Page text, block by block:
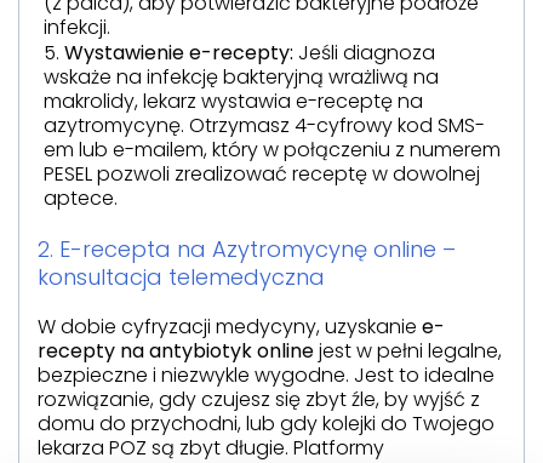
infekcji.
Wystawienie e-recepty: Jeśli diagnoza
wskaże na infekcję bakteryjną wrażliwą na
makrolidy, lekarz wystawia e-receptę na
azytromycynę. Otrzymasz 4-cyfrowy kod SMS-
em lub e-mailem, który w połączeniu z numerem
PESEL pozwoli zrealizować receptę w dowolnej
aptece.
2. E-recepta na Azytromycynę online –
konsultacja telemedyczna
W dobie cyfryzacji medycyny, uzyskanie e-
recepty na antybiotyk onlinejest w pełni legalne,
bezpieczne i niezwykle wygodne. Jest to idealne
rozwiązanie, gdy czujesz się zbyt źle, by wyjść z
domu do przychodni, lub gdy kolejki do Twojego
lekarza POZ są zbyt długie. Platformy